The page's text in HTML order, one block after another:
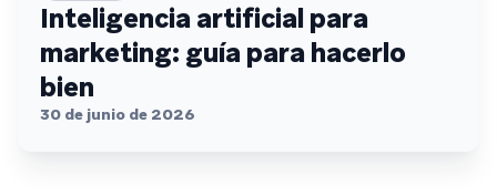
Inteligencia artificial para
marketing: guía para hacerlo
bien
30 de junio de 2026